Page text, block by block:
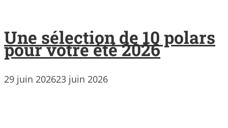
Une sélection de 10 polars
pour votre été 2026
29 juin 202623 juin 2026